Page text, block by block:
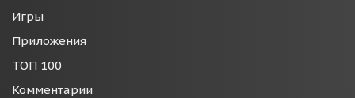
Игры
Приложения
ТОП 100
Комментарии